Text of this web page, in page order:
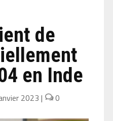
de
en Inde
2023 |
0